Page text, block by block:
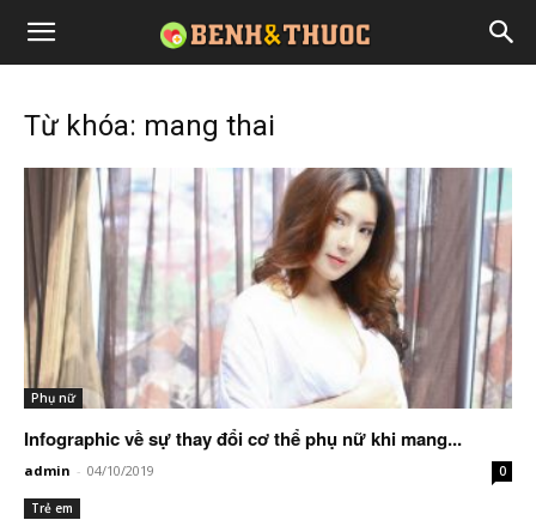
Từ khóa: mang thai
Phụ nữ
Infographic về sự thay đổi cơ thể phụ nữ khi mang...
admin - 04/10/2019 0
Trẻ em